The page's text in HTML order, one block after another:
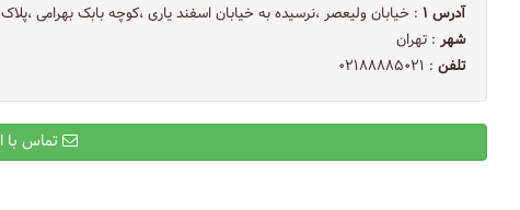
آدرس ۱
: خیابان ولیعصر ،نرسیده به خیابان اسفند یاری ،کوچه بابک بهرامی ،پلاک 28
شهر : تهران
تلفن : ۰۲۱۸۸۸۸۵۰۲۱